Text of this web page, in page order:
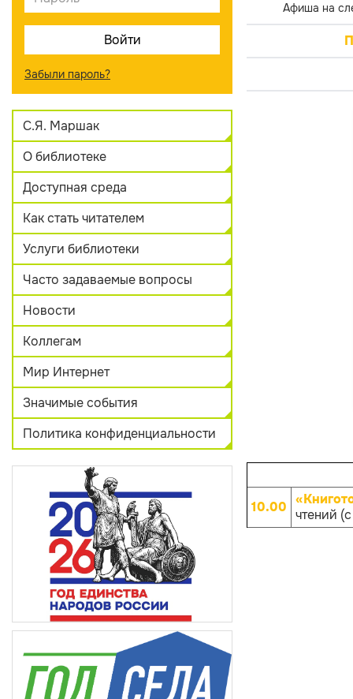
Забыли пароль?
С.Я. Маршак
О библиотеке
Доступная среда
Как стать читателем
Услуги библиотеки
Часто задаваемые вопросы
Новости
Коллегам
Мир Интернет
Значимые события
Политика конфиденциальности
Афиша на
10.00 чтений